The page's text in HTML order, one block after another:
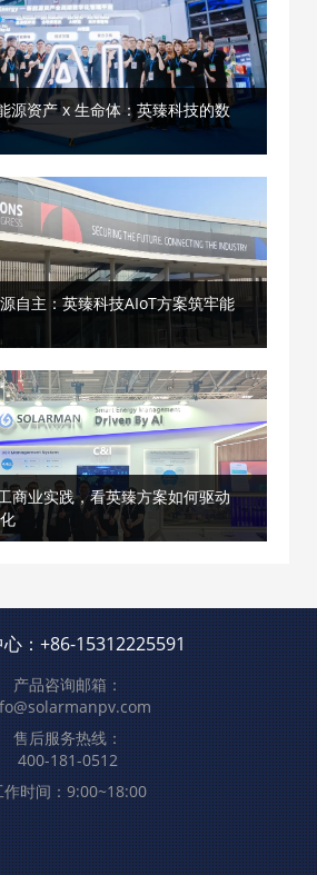
源资产 x 生命体：英臻科技的数
自主：英臻科技AIoT方案筑牢能
商业实践，看英臻方案如何驱动
：+86-15312225591
产品咨询邮箱：
售后服务热线：
400-181-0512
作时间：9:00~18:00